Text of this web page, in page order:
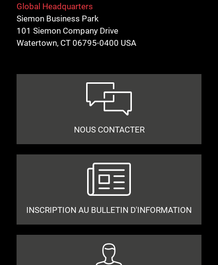
Global Headquarters
Siemon Business Park
101 Siemon Company Drive
Watertown, CT 06795-0400 USA
NOUS CONTACTER
INSCRIPTION AU BULLETIN D'INFORMATION